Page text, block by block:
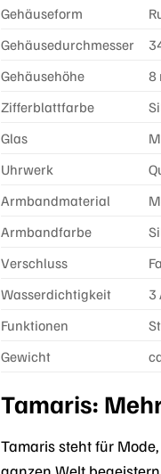
Gehäuseform
Gehäusedurchmesser
Gehäusehöhe
8
Zifferblattfarbe
Glas
Uhrwerk
Armbandmaterial
Armbandfarbe
Verschluss
Wasserdichtigkeit
3
Funktionen
Gewicht
Tamaris:
Tamaris steht für
ganzen Welt